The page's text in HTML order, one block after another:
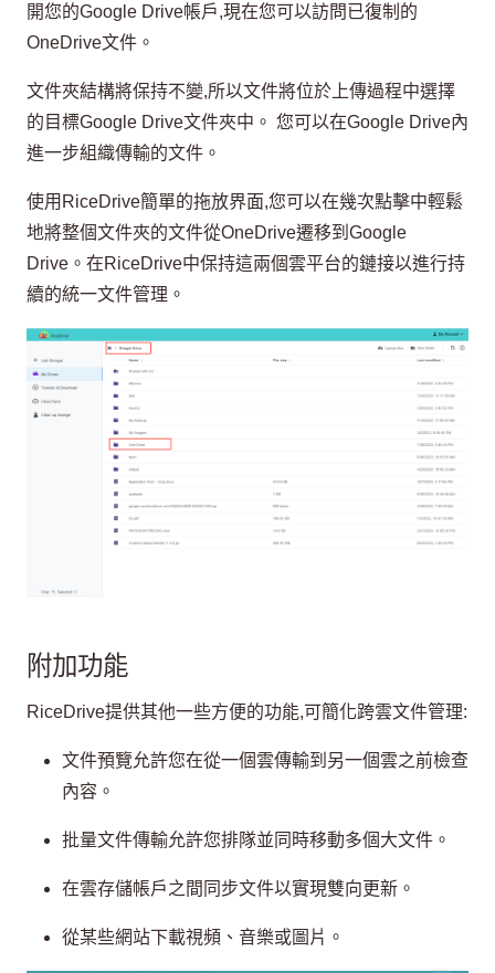
開您的Google Drive帳戶,現在您可以訪問已復制的
OneDrive文件。
文件夾結構將保持不變,所以文件將位於上傳過程中選擇
的目標Google Drive文件夾中。 您可以在Google Drive內
進一步組織傳輸的文件。
使用RiceDrive簡單的拖放界面,您可以在幾次點擊中輕鬆
地將整個文件夾的文件從OneDrive遷移到Google
Drive。在RiceDrive中保持這兩個雲平台的鏈接以進行持
續的統一文件管理。
附加功能
RiceDrive提供其他一些方便的功能,可簡化跨雲文件管理:
文件預覽允許您在從一個雲傳輸到另一個雲之前檢查
內容。
批量文件傳輸允許您排隊並同時移動多個大文件。
在雲存儲帳戶之間同步文件以實現雙向更新。
從某些網站下載視頻、音樂或圖片。